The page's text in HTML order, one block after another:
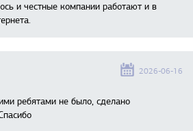
и честные компании работают и в
2026-06-16
ребятами не было, сделано